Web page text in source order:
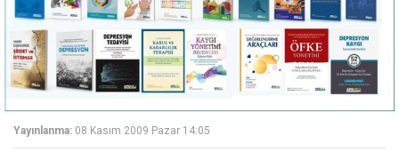
Yayınlanma: 08 Kasım 2009 Pazar 14:05